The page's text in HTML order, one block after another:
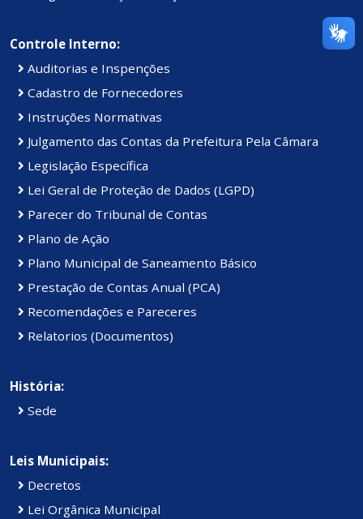
Controle Interno:
Auditorias e Inspenções
Cadastro de Fornecedores
Instruções Normativas
Julgamento das Contas da Prefeitura Pela Câmara
Legislação Específica
Lei Geral de Proteção de Dados (LGPD)
Parecer do Tribunal de Contas
Plano de Ação
Plano Municipal de Saneamento Básico
Prestação de Contas Anual (PCA)
Recomendações e Pareceres
Relatorios (Documentos)
História:
Sede
Leis Municipais:
Decretos
Lei Orgânica Municipal